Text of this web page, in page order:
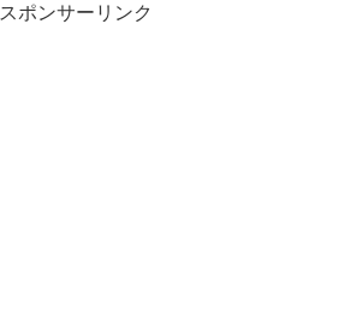
スポンサーリンク